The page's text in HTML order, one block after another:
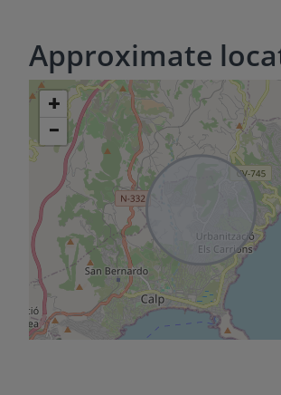
Approximate
+
−